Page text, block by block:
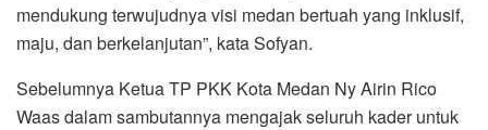
mendukung terwujudnya visi medan bertuah yang inklusif,
maju, dan berkelanjutan”, kata Sofyan.
Sebelumnya Ketua TP PKK Kota Medan Ny Airin Rico
Waas dalam sambutannya mengajak seluruh kader untuk